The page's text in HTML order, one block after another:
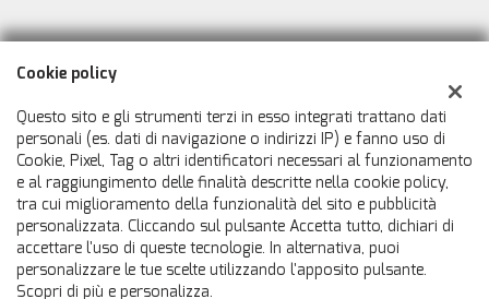
Dati fiscali:
Automobili Caricasulo Snc
Via Carducci, 33, San Giorgio Ionico (TA)
C.F/P.IVA:02007050731
Registro delle imprese:TA
Cookie policy
Questo sito e gli strumenti terzi in esso integrati trattano dati
personali (es. dati di navigazione o indirizzi IP) e fanno uso di
Cookie, Pixel, Tag o altri identificatori necessari al funzionamento
e al raggiungimento delle finalità descritte nella cookie policy,
tra cui miglioramento della funzionalità del sito e pubblicità
personalizzata. Cliccando sul pulsante Accetta tutto, dichiari di
accettare l'uso di queste tecnologie. In alternativa, puoi
personalizzare le tue scelte utilizzando l'apposito pulsante.
Scopri di più e personalizza.